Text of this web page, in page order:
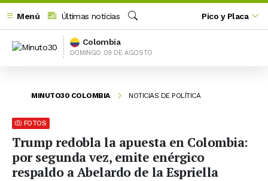
Menú
Últimas noticias
Buscar
Pico y Placa
Colombia
DOMINGO 09 DE AGOSTO
MINUTO30 COLOMBIA NOTICIAS DE POLÍTICA
FOTOS
Trump redobla la apuesta en Colombia:
por segunda vez, emite enérgico
respaldo a Abelardo de la Espriella